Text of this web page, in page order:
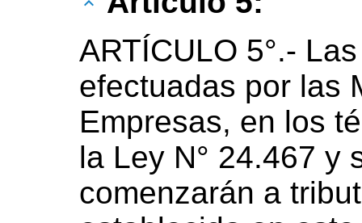
ARTÍCULO 5°.-
efectuadas por las
Empresas, en los
la Ley N° 24.467 y
comenzarán a